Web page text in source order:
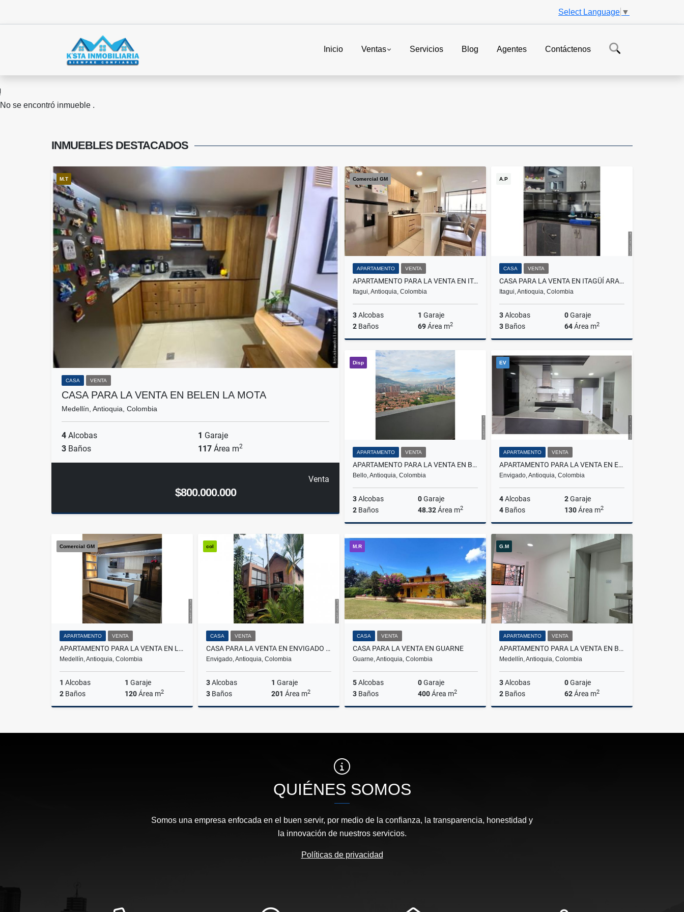
Select Language ▼
Inicio Ventas Servicios Blog Agentes Contáctenos
No se encontró inmueble .
INMUEBLES DESTACADOS
M.T
CASA VENTA
CASA PARA LA VENTA EN BELEN LA MOTA
Medellín, Antioquia, Colombia
4 Alcobas 1 Garaje
3 Baños 117 Área m2
Venta
$800.000.000
Comercial GM
APARTAMENTO VENTA
APARTAMENTO PARA LA VENTA EN ITAGÜÍ SURAMÉRICA
Itagui, Antioquia, Colombia
3Alcobas 1 Garaje
2 Baños 69Área m2
$480.000.000
A.P
CASA VENTA
CASA PARA LA VENTA EN ITAGÜÍ ARAGON
Itagui, Antioquia, Colombia
3Alcobas 0Garaje
3 Baños 64Área m2
Venta
$300.000.000
Disp
APARTAMENTO VENTA
APARTAMENTO PARA LA VENTA EN BELLO NIQUIA
Bello, Antioquia, Colombia
3Alcobas 0Garaje
2 Baños 48.32Área m2
Venta
EV
APARTAMENTO VENTA
APARTAMENTO PARA LA VENTA EN ENVIGADO LOMA DE LAS BRUJAS
Envigado, Antioquia, Colombia
4Alcobas 2Garaje
4 Baños 130Área m2
Venta
$1.200.000.000
Comercial GM
APARTAMENTO VENTA
APARTAMENTO PARA LA VENTA EN LAURELES NOGAL
Medellín, Antioquia, Colombia
1 Alcobas 1 Garaje
2 Baños 120Área m2
$780.000.000
col
CASA VENTA
CASA PARA LA VENTA EN ENVIGADO LOMA DE LAS BRUJAS
Envigado, Antioquia, Colombia
3Alcobas 1 Garaje
3 Baños 201 Área m2
$1.400.000.000
M.R
CASA VENTA
CASA PARA LA VENTA EN GUARNE
Guarne, Antioquia, Colombia
5Alcobas 0Garaje
3 Baños 400Área m2
$5.000.000.000
G.M
APARTAMENTO VENTA
APARTAMENTO PARA LA VENTA EN BELEN PARQUE
Medellín, Antioquia, Colombia
3Alcobas 0Garaje
2 Baños 62Área m2
$380.000.000
QUIÉNES SOMOS
Somos una empresa enfocada en el buen servir, por medio de la confianza, la transparencia, honestidad y
la innovación de nuestros servicios.
Políticas de privacidad